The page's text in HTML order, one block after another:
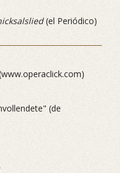
(el Periódico)
(de